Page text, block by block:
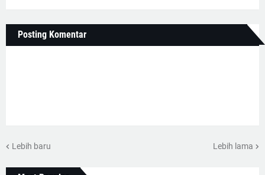
Posting Komentar
Lebih baru Lebih lama